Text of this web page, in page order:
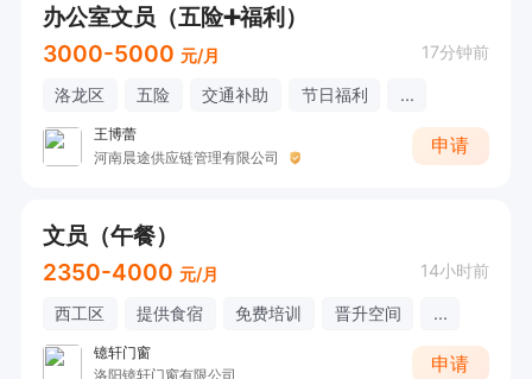
办公室文员（五险➕福利）
3000-5000 元/月 17分钟前
洛龙区 五险 交通补助 节日福利 ...
王博蕾
河南晨途供应链管理有限公司
申请
文员（午餐）
2350-4000 元/月 14小时前
西工区 提供食宿 免费培训 晋升空间 ...
镱轩门窗
洛阳镱轩门窗有限公司
申请